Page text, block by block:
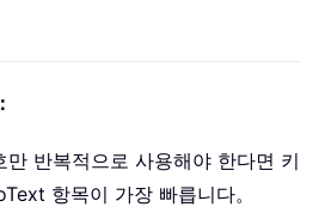
만 반복적으로 사용해야 한다면 키
항목이 가장 빠릅니다。